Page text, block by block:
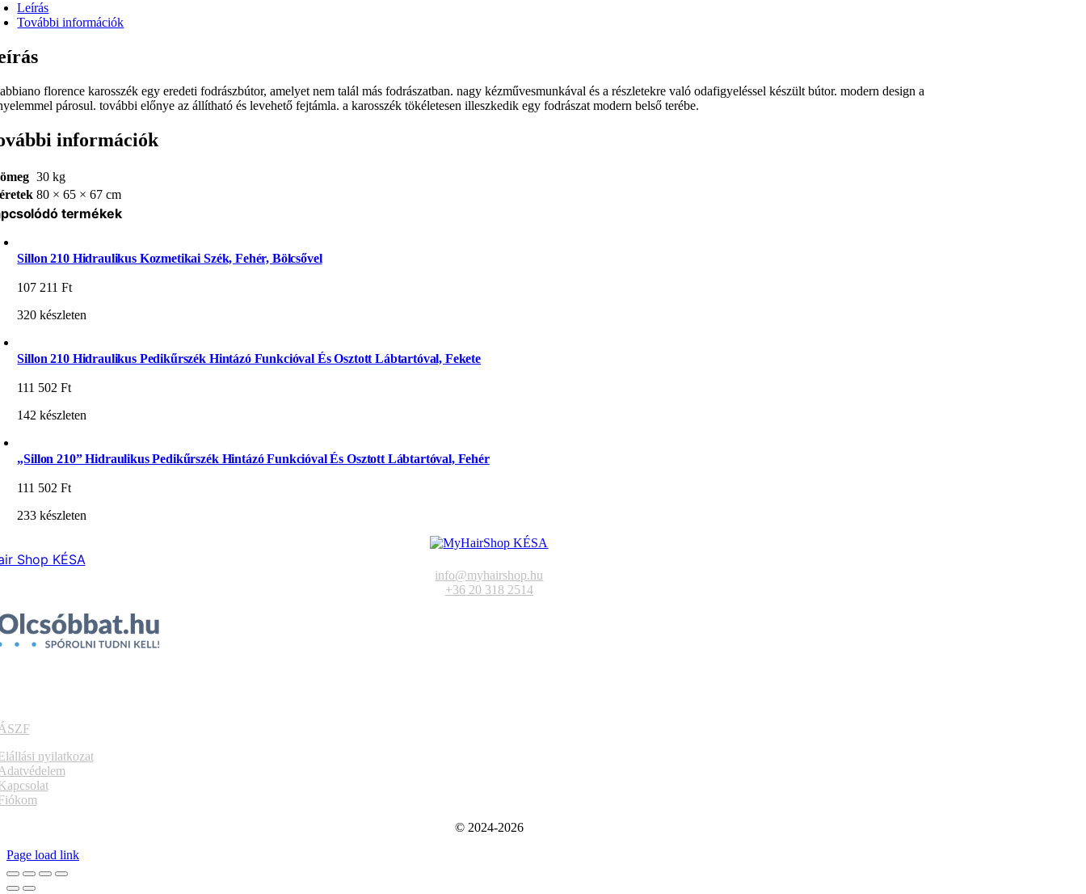
Leírás
További információk
florence karosszék egy eredeti fodrászbútor, amelyet nem talál más fodrászatban. nagy kézművesmunkával és a részletekre való odafigyeléssel készült bútor. modern design a
párosul. további előnye az állítható és levehető fejtámla. a karosszék tökéletesen illeszkedik egy fodrászat modern belső terébe.
információk
30 kg
80 × 65 × 67 cm
termékek
Sillon 210 Hidraulikus Kozmetikai Szék, Fehér, Bölcsővel
107 211Ft
320 készleten
Sillon 210 Hidraulikus Pedikűrszék Hintázó Funkcióval És Osztott Lábtartóval, Fekete
111 502Ft
142 készleten
„Sillon 210” Hidraulikus Pedikűrszék Hintázó Funkcióval És Osztott Lábtartóval, Fehér
111 502Ft
233 készleten
Shop KÉSA
info@myhairshop.hu
+36 20 318 2514
nyilatkozat
© 2024-2026
Page load link